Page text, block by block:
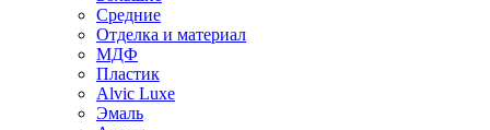
Средние
Отделка и материал
МДФ
Пластик
Alvic Luxe
Эмаль